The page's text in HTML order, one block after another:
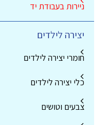
ניירות בעבודת יד
יצירה לילדים
חומרי יצירה לילדים
כלי יצירה לילדים
צבעים וטושים